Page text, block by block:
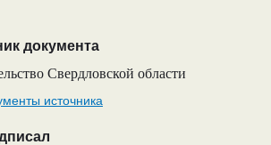
документа
Свердловской области
источника